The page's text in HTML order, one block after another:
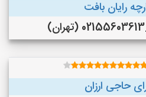
رایان بافت
حاجی ارزان